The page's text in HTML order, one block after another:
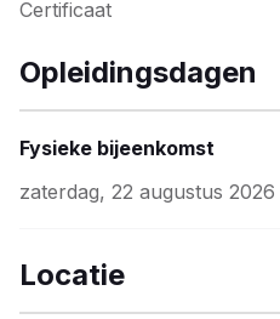
Certificaat
Opleidingsdagen
Fysieke bijeenkomst
zaterdag, 22 augustus
Locatie